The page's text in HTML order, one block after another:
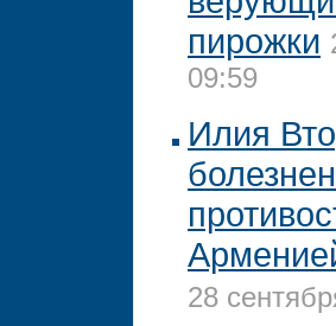
пирожки
09:59
Илия
28